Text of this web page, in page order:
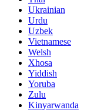
Ukrainian
Urdu
Uzbek
Vietnamese
Welsh
Xhosa
Yiddish
Yoruba
Zulu
Kinyarwanda